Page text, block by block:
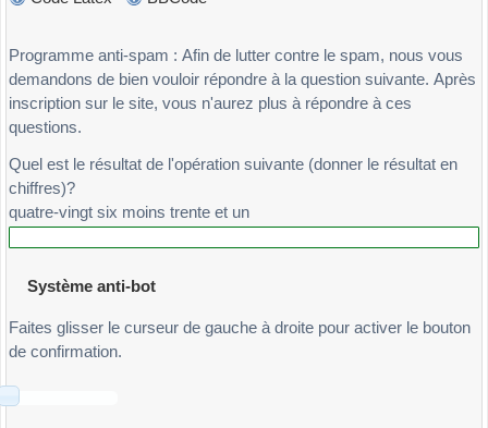
Programme anti-spam : Afin de lutter contre le spam, nous vous
demandons de bien vouloir répondre à la question suivante. Après
inscription sur le site, vous n'aurez plus à répondre à ces
questions.
Quel est le résultat de l'opération suivante (donner le résultat en
chiffres)?
quatre-vingt six moins trente et un
Système anti-bot
Faites glisser le curseur de gauche à droite pour activer le bouton
de confirmation.